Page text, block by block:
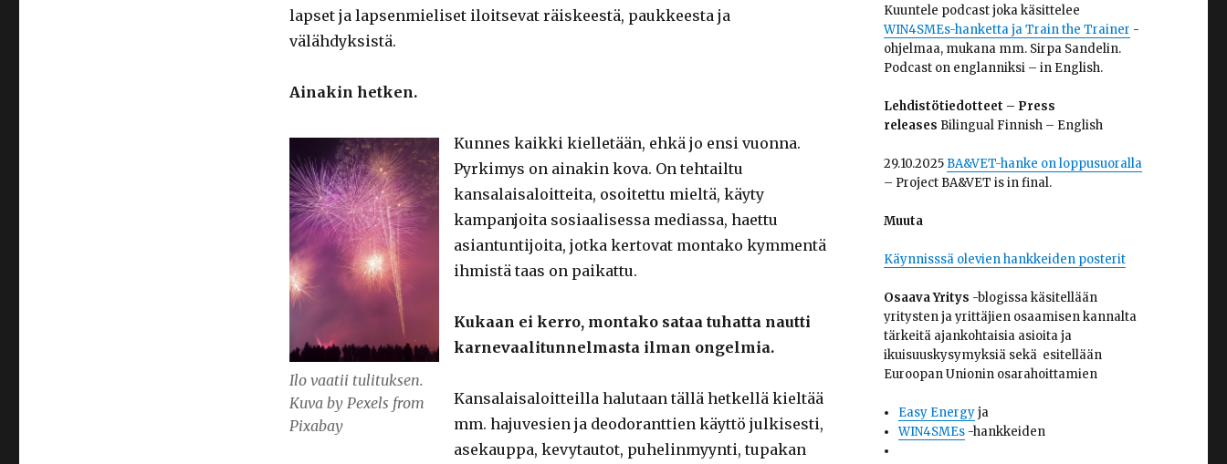
lapset ja lapsenmieliset iloitsevat räiskeestä, paukkeesta ja
välähdyksistä.
Ainakin hetken.
Ilo vaatii tulituksen.
Kuva by Pexels from
Pixabay
Kunnes kaikki kielletään, ehkä jo ensi vuonna.
Pyrkimys on ainakin kova. On tehtailtu
kansalaisaloitteita, osoitettu mieltä, käyty
kampanjoita sosiaalisessa mediassa, haettu
asiantuntijoita, jotka kertovat montako kymmentä
ihmistä taas on paikattu.
Kukaan ei kerro, montako sataa tuhatta nautti
karnevaalitunnelmasta ilman ongelmia.
Kansalaisaloitteilla halutaan tällä hetkellä kieltää
mm. hajuvesien ja deodoranttien käyttö julkisesti,
asekauppa, kevytautot, puhelinmyynti, tupakan
Kuuntele podcast joka käsittelee
WIN4SMEs-hanketta ja Train the Trainer -
ohjelmaa, mukana mm. Sirpa Sandelin.
Podcast on englanniksi – in English.
Lehdistötiedotteet – Press
releases Bilingual Finnish – English
29.10.2025 BA&VET-hanke on loppusuoralla
– Project BA&VET is in final.
Muuta
Käynnisssä olevien hankkeiden posterit
Osaava Yritys -blogissa käsitellään
yritysten ja yrittäjien osaamisen kannalta
tärkeitä ajankohtaisia asioita ja
ikuisuuskysymyksiä sekä esitellään
Euroopan Unionin osarahoittamien
Easy Energyja
WIN4SMEs -hankkeiden